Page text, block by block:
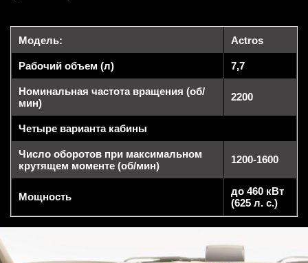
Модель: Actros
Рабочий объем (л) 7,7
Номинальная частота вращения (об/
мин)
2200
Четыре варианта кабины
Число оборотов при максимальном
крутящем моменте (об/мин)
1200-1600
Мощность
до 460 кВт
(625 л. с.)